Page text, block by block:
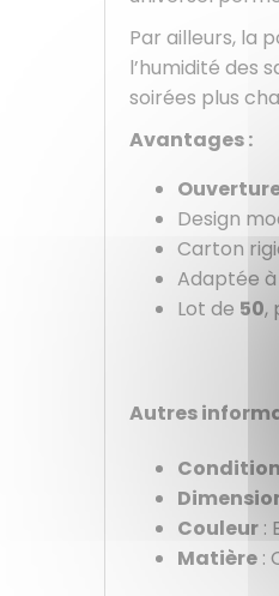
Par ailleurs, la
l’humidité des
soirées plus
Avantages :
Design
Carton
Adaptée
Lot de 50,
Autres
Couleur :
Matière :